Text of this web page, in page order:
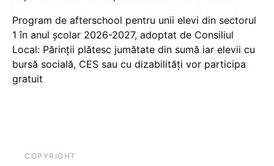
Program de afterschool pentru unii elevi din sectorul
1 în anul școlar 2026-2027, adoptat de Consiliul
Local: Părinții plătesc jumătate din sumă iar elevii cu
bursă socială, CES sau cu dizabilităţi vor participa
gratuit
COPYRIGHT